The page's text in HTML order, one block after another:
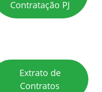
Contratação PJ
Extrato de
Contratos